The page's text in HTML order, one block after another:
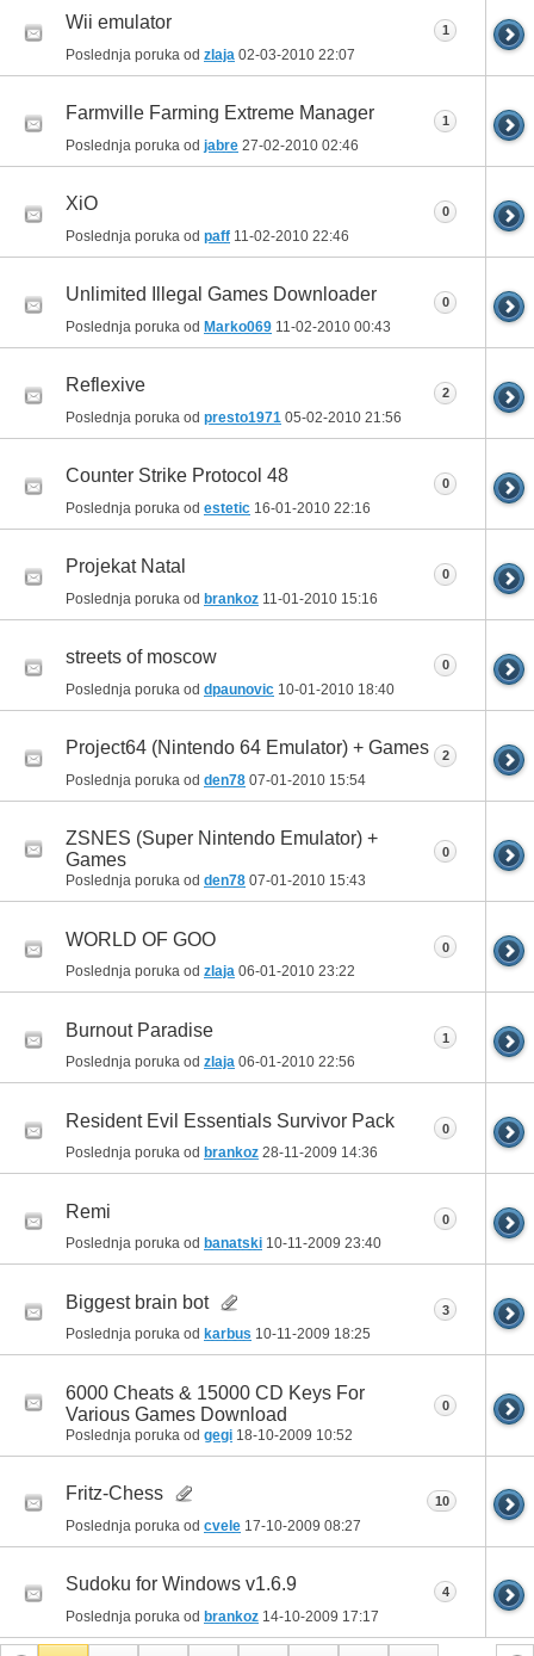
Wii emulator
Poslednja poruka od zlaja 02-03-2010 22:07
1
Farmville Farming Extreme Manager
Poslednja poruka od jabre 27-02-2010 02:46
1
XiO
Poslednja poruka od paff 11-02-2010 22:46
0
Unlimited Illegal Games Downloader
Poslednja poruka od Marko069 11-02-2010 00:43
0
Reflexive
Poslednja poruka od presto1971 05-02-2010 21:56
2
Counter Strike Protocol 48
Poslednja poruka od estetic 16-01-2010 22:16
0
Projekat Natal
Poslednja poruka od brankoz 11-01-2010 15:16
0
streets of moscow
Poslednja poruka od dpaunovic 10-01-2010 18:40
0
Project64 (Nintendo 64 Emulator) + Games
Poslednja poruka od den78 07-01-2010 15:54
2
ZSNES (Super Nintendo Emulator) +
Games
Poslednja poruka od den78 07-01-2010 15:43
0
WORLD OF GOO
Poslednja poruka od zlaja 06-01-2010 23:22
0
Burnout Paradise
Poslednja poruka od zlaja 06-01-2010 22:56
1
Resident Evil Essentials Survivor Pack
Poslednja poruka od brankoz 28-11-2009 14:36
0
Remi
Poslednja poruka od banatski 10-11-2009 23:40
0
Biggest brain bot
Poslednja poruka od karbus 10-11-2009 18:25
3
6000 Cheats & 15000 CD Keys For
Various Games Download
Poslednja poruka od gegi 18-10-2009 10:52
0
Fritz-Chess
Poslednja poruka od cvele 17-10-2009 08:27
10
Sudoku for Windows v1.6.9
Poslednja poruka od brankoz 14-10-2009 17:17
4